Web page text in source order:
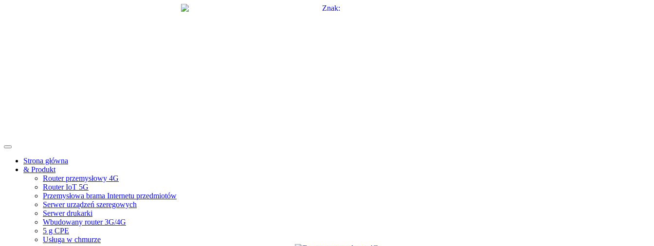
Strona główna
& Produkt
Router przemysłowy 4G
Router IoT 5G
Przemysłowa brama Internetu przedmiotów
Serwer urządzeń szeregowych
Serwer drukarki
Wbudowany router 3G/4G
5 g CPE
Usługa w chmurze